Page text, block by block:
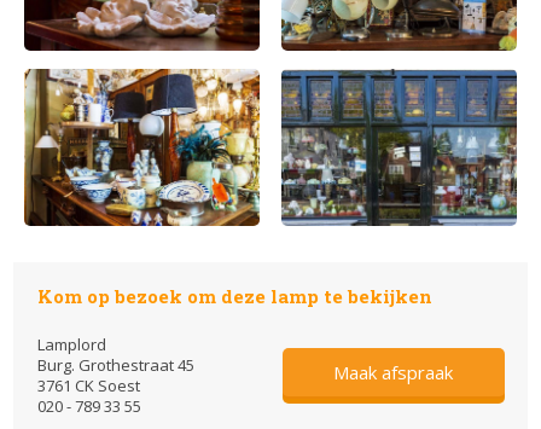
Kom op bezoek om deze lamp te bekijken
Lamplord
Burg. Grothestraat 45
3761 CK Soest
020 - 789 33 55
Maak afspraak